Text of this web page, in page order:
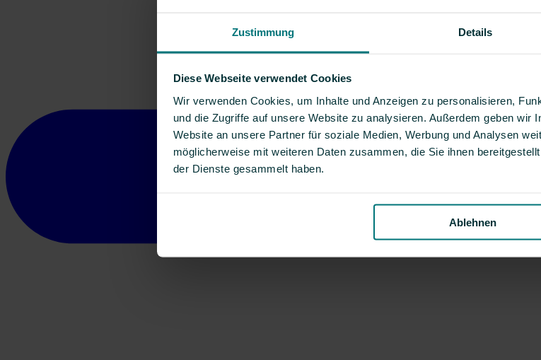
Zustimmung Details
Diese Webseite verwendet Cookies
Wir verwenden Cookies, um Inhalte und Anzeigen zu personalisieren,
und die Zugriffe auf unsere Website zu analysieren. Außerdem geben wir
Website an unsere Partner für soziale Medien, Werbung und Analysen
möglicherweise mit weiteren Daten zusammen, die Sie ihnen
der Dienste gesammelt haben.
Ablehnen